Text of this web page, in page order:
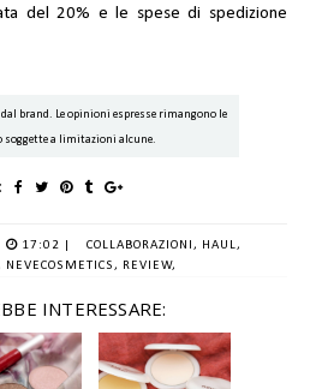
del 20% e le spese di spedizione
brand. Le opinioni espresse rimangono le
soggette a limitazioni alcune.
17:02 | COLLABORAZIONI, HAUL,
NEVECOSMETICS, REVIEW,
INTERESSARE: